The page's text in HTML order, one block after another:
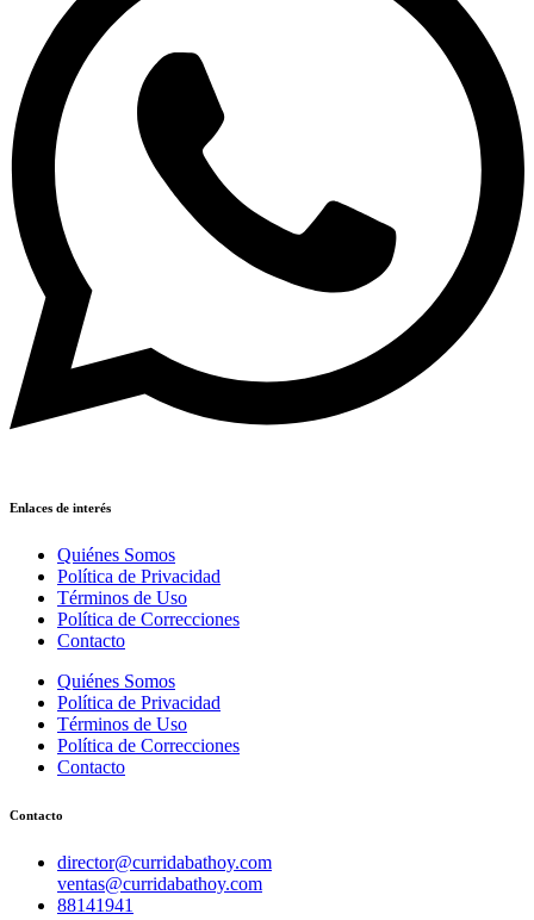
Enlaces de interés
Quiénes Somos
Política de Privacidad
Términos de Uso
Política de Correcciones
Contacto
Quiénes Somos
Política de Privacidad
Términos de Uso
Política de Correcciones
Contacto
Contacto
director@curridabathoy.com
ventas@curridabathoy.com
88141941